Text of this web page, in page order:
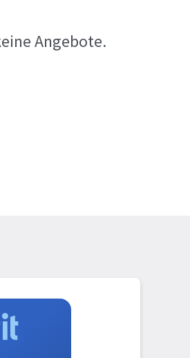
Angebote.